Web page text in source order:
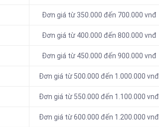
Đơn giá từ 350.000 đến 700.000 vnđ
Đơn giá từ 400.000 đến 800.000 vnđ
Đơn giá từ 450.000 đến 900.000 vnđ
Đơn giá từ 500.000 đến 1.000.000 vnđ
Đơn giá từ 550.000 đến 1.100.000 vnđ
Đơn giá từ 600.000 đến 1.200.000 vnđ